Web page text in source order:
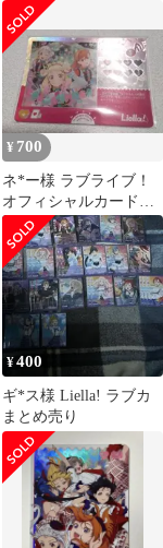
¥ 700
ネ*ー様 ラブライブ！
オフィシャルカードゲ
ーム ラブカ
¥400
ギ*ス様 Liella! ラブカ
まとめ売り